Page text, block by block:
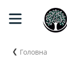
Головна